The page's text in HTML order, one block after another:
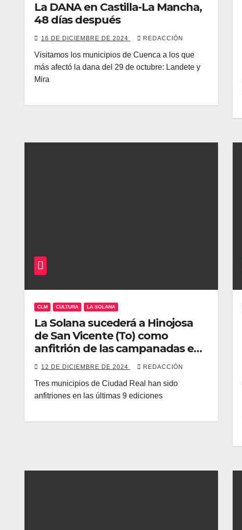
La DANA en Castilla-La Mancha,
48 días después
16 DE DICIEMBRE DE 2024 REDACCIÓN
Visitamos los municipios de Cuenca a los que
más afectó la dana del 29 de octubre: Landete y
Mira
CLM CULTURA LA SOLANA
La Solana sucederá a Hinojosa
de San Vicente (To) como
anfitrión de las campanadas en
CMMedia
12 DE DICIEMBRE DE 2024 REDACCIÓN
Tres municipios de Ciudad Real han sido
anfitriones en las últimas 9 ediciones